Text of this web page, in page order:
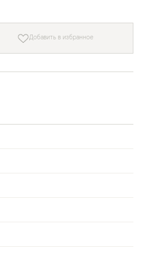
Добавить в избранное